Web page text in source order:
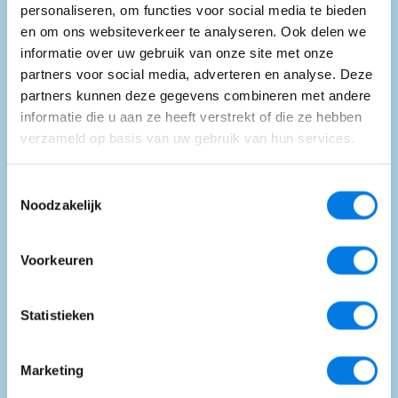
personaliseren, om functies voor social media te bieden
en om ons websiteverkeer te analyseren. Ook delen we
informatie over uw gebruik van onze site met onze
partners voor social media, adverteren en analyse. Deze
partners kunnen deze gegevens combineren met andere
informatie die u aan ze heeft verstrekt of die ze hebben
verzameld op basis van uw gebruik van hun services.
Noodzakelijk
Voorkeuren
Statistieken
Marketing
Bekijk alle nieuwsberichten